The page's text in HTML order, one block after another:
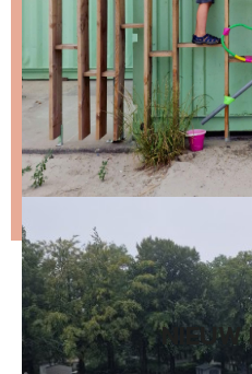
Stap 2 – open de email en
(niks ontvangen, bekijk
Wil je niet wachten op de
dan hier de nieuwste
NIEUW